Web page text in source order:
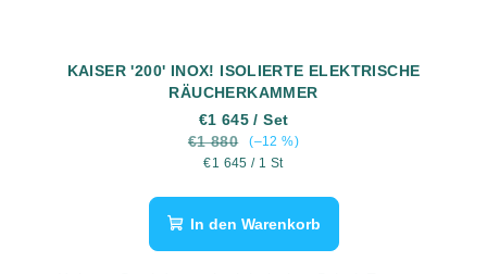
KAISER '200' INOX! ISOLIERTE ELEKTRISCHE
RÄUCHERKAMMER
€1 645/ Set
€1 880
(–12 %)
Verkaufspreis:
€1 645 / 1 St
In den Warenkorb